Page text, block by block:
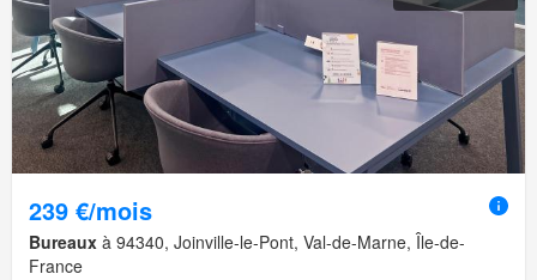
239 €/mois
Bureaux à 94340, Joinville-le-Pont, Val-de-Marne, Île-de-
France